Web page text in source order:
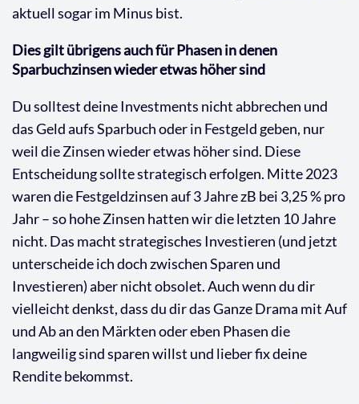
aktuell sogar im Minus bist.
Dies gilt übrigens auch für Phasen in denen
Sparbuchzinsen wieder etwas höher sind
Du solltest deine Investments nicht abbrechen und
das Geld aufs Sparbuch oder in Festgeld geben, nur
weil die Zinsen wieder etwas höher sind. Diese
Entscheidung sollte strategisch erfolgen. Mitte 2023
waren die Festgeldzinsen auf 3 Jahre zB bei 3,25 % pro
Jahr – so hohe Zinsen hatten wir die letzten 10 Jahre
nicht. Das macht strategisches Investieren (und jetzt
unterscheide ich doch zwischen Sparen und
Investieren) aber nicht obsolet. Auch wenn du dir
vielleicht denkst, dass du dir das Ganze Drama mit Auf
und Ab an den Märkten oder eben Phasen die
langweilig sind sparen willst und lieber fix deine
Rendite bekommst.